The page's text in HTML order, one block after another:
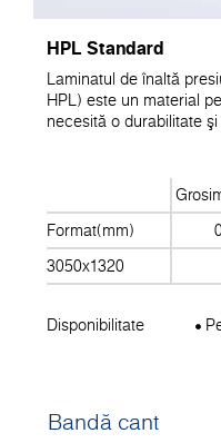
HPL Standard
Laminatul de înaltă
HPL) este un material
necesită o durabilitate
Format(mm)
3050x1320
Disponibilitate
Bandă cant